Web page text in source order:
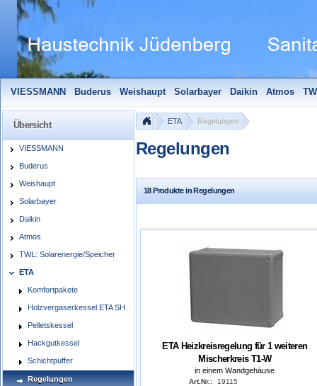
VIESSMANN Buderus Weishaupt Solarbayer Daikin Atmos
Solarfocus
Wolf Pelletmaulwurf + Zubehör Edle Badheizkörper
Übersicht
VIESSMANN
Buderus
Weishaupt
Solarbayer
Daikin
Atmos
TWL: Solarenergie/Speicher
ETA
Komfortpakete
Holzvergaserkessel ETA SH
Pelletskessel
Hackgutkessel
Schichtpuffer
Regelungen
ETA Regelungen
Regelungen
18 Produkte in Regelungen
ETA Heizkreisregelung für 1 weiteren
Mischerkreis T1-W
in einem Wandgehäuse
Art.Nr.: 19115